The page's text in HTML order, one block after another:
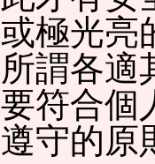
或極光亮
所謂各適
要符合個
遵守的原